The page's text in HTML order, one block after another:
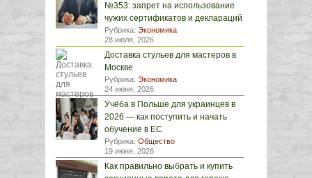
№353: запрет на использование
чужих сертификатов и деклараций
Рубрика: Экономика
28 июля, 2026
Доставка стульев для мастеров в
Москве
Рубрика: Экономика
24 июня, 2026
Учёба в Польше для украинцев в
2026 — как поступить и начать
обучение в ЕС
Рубрика: Общество
19 июня, 2026
Как правильно выбрать и купить